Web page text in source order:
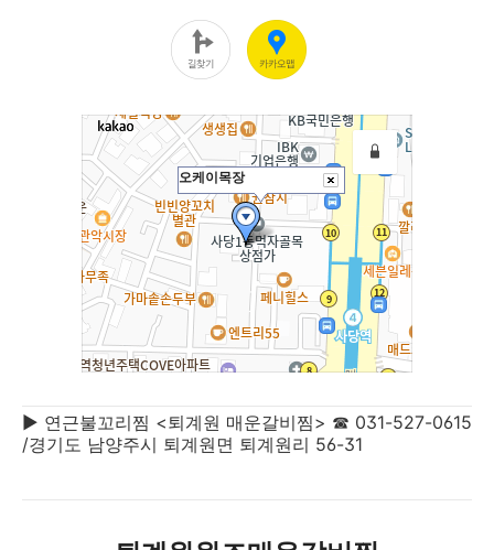
▶ 연근불꼬리찜 <퇴계원 매운갈비찜> ☎ 031-527-0615
/경기도 남양주시 퇴계원면 퇴계원리 56-31